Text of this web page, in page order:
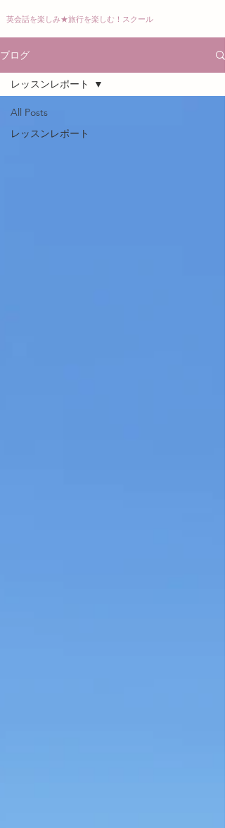
英会話を楽しみ★旅行を楽しむ！スクール
ブログ
All Posts
レッスンレポート
レッスンレポート